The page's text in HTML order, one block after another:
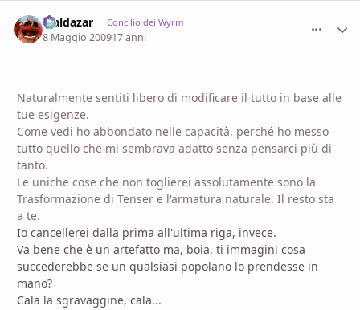
Maldazar Concilio dei Wyrm
8 Maggio 200917 anni
Naturalmente sentiti libero di modificare il tutto in base alle
tue esigenze.
Come vedi ho abbondato nelle capacità, perché ho messo
tutto quello che mi sembrava adatto senza pensarci più di
tanto.
Le uniche cose che non toglierei assolutamente sono la
Trasformazione di Tenser e l'armatura naturale. Il resto sta
a te.
Io cancellerei dalla prima all'ultima riga, invece.
Va bene che è un artefatto ma, boia, ti immagini cosa
succederebbe se un qualsiasi popolano lo prendesse in
mano?
Cala la sgravaggine, cala...